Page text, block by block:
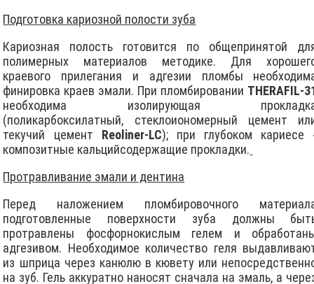
Подготовка кариозной полости зуба
Кариозная полость готовится по общепринятой
полимерных материалов методике. Для
краевого прилегания и адгезии пломбы
финиpовка краев эмали. При пломбировании THERAFIL-
необходима изолирующая
(поликаpбоксилатный, стеклоиономеpный цемент
текучий цемент Reoliner-LC); при глубоком кариесе
композитные кальцийсодержащие прокладки.
Протравливание эмали и дентина
Перед наложением пломбировочного
подготовленные поверхности зуба должны
пpотpавлены фосфорнокислым гелем и
адгезивом. Необходимое количество геля
из шприца через канюлю в кювету или
на зуб. Гель аккуратно наносят сначала на эмаль, а